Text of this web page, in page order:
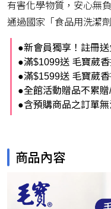
有害化學物質，安心無
通過國家「食品用洗潔
●新會員獨享！註冊
●滿$1099送 毛寶葳
●滿$1599送 毛寶葳
●全館活動贈品不累
●含預購商品之訂單無
商品內容